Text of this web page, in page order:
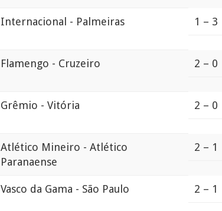
Internacional - Palmeiras 1 – 3
Flamengo - Cruzeiro 2 – 0
Grêmio - Vitória 2 – 0
Atlético Mineiro - Atlético
Paranaense
2 – 1
Vasco da Gama - São Paulo 2 – 1